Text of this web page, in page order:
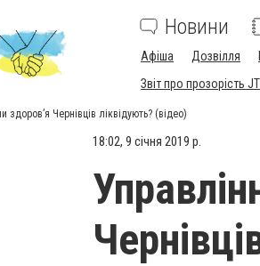
Новини
Афіша Дозвілля
Звіт про прозорість
здоров’я Чернівців ліквідують? (відео)
18:02, 9 січня 2019 р.